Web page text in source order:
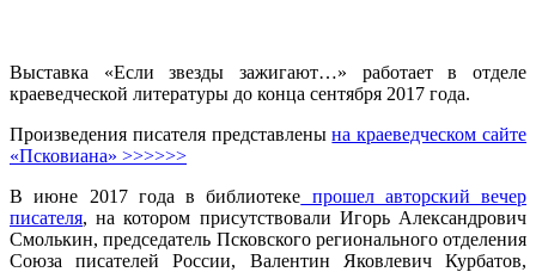
Выставка «Если звезды зажигают…» работает в отделе
краеведческой литературы до конца сентября 2017 года.
Произведения писателя представленына краеведческом сайте
«Псковиана» >>>>>>
В июне 2017 года в библиотеке прошел авторский вечер
писателя, на котором присутствовали Игорь Александрович
Смолькин, председатель Псковского регионального отделения
Союза писателей России, Валентин Яковлевич Курбатов,